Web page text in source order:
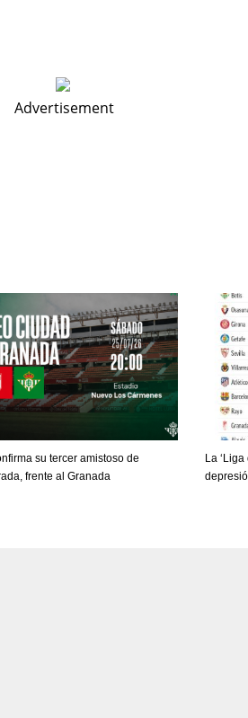
Advertisement
su tercer amistoso de
frente al Granada
La